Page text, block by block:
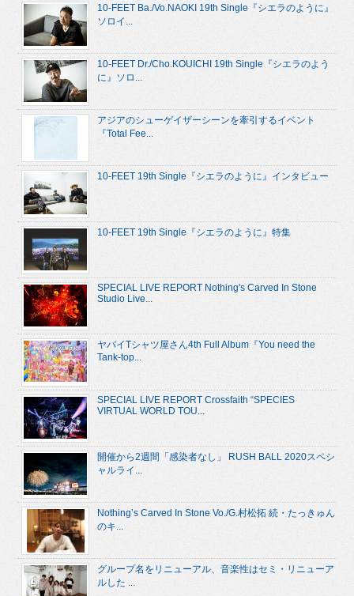
10-FEET Ba./Vo.NAOKI 19th Single『シエラのように』
ソロイ...
10-FEET Dr./Cho.KOUICHI 19th Single『シエラのよう
に』ソロ...
アジアのシューゲイザーシーンを牽引するイベント
『Total Fee...
10-FEET 19th Single『シエラのように』インタビュー
10-FEET 19th Single『シエラのように』特集
SPECIAL LIVE REPORT Nothing's Carved In Stone
Studio Live...
ヤバイTシャツ屋さん4th Full Album『You need the
Tank-top...
SPECIAL LIVE REPORT Crossfaith “SPECIES
VIRTUAL WORLD TOU...
開催から2週間「感染者なし」 RUSH BALL 2020スペシ
ャルライ...
Nothing’s Carved In Stone Vo./G.村松拓 続・たっきゅん
のキ...
グループ名をリニューアル、音楽性はセミ・リニューア
ルした ...